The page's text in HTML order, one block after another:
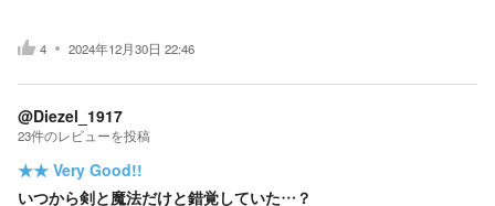
4 2024年12月30日 22:46
@Diezel_1917
23件のレビューを投稿
★★ Very Good!!
いつから剣と魔法だけと錯覚していた…？